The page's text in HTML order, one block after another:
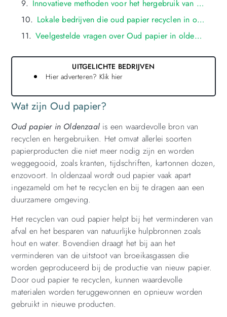
Wat zijn Oud papier?
Oud papier in Oldenzaal is een waardevolle bron van
recyclen en hergebruiken. Het omvat allerlei soorten
papierproducten die niet meer nodig zijn en worden
weggegooid, zoals kranten, tijdschriften, kartonnen dozen,
enzovoort. In oldenzaal wordt oud papier vaak apart
ingezameld om het te recyclen en bij te dragen aan een
duurzamere omgeving.
Het recyclen van oud papier helpt bij het verminderen van
afval en het besparen van natuurlijke hulpbronnen zoals
hout en water. Bovendien draagt het bij aan het
verminderen van de uitstoot van broeikasgassen die
worden geproduceerd bij de productie van nieuw papier.
Door oud papier te recyclen, kunnen waardevolle
materialen worden teruggewonnen en opnieuw worden
gebruikt in nieuwe producten.
Innovatieve methoden voor het hergebruik van oud papier in oldenzaal
Lokale bedrijven die oud papier recyclen in oldenzaal
Veelgestelde vragen over Oud papier in oldenzaal
UITGELICHTE BEDRIJVEN
Hier adverteren? Klik hier